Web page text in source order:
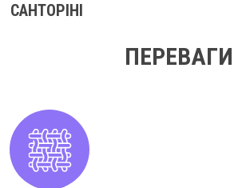
САНТОРІНІ
ПЕРЕВАГИ